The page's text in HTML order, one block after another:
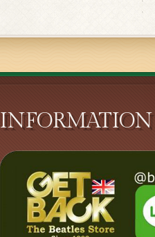
INFORMATION